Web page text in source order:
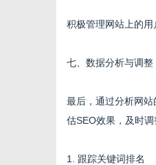
积极管理网站上的用
七、数据分析与调整
最后，通过分析网
估SEO效果，及时调
1. 跟踪关键词排名